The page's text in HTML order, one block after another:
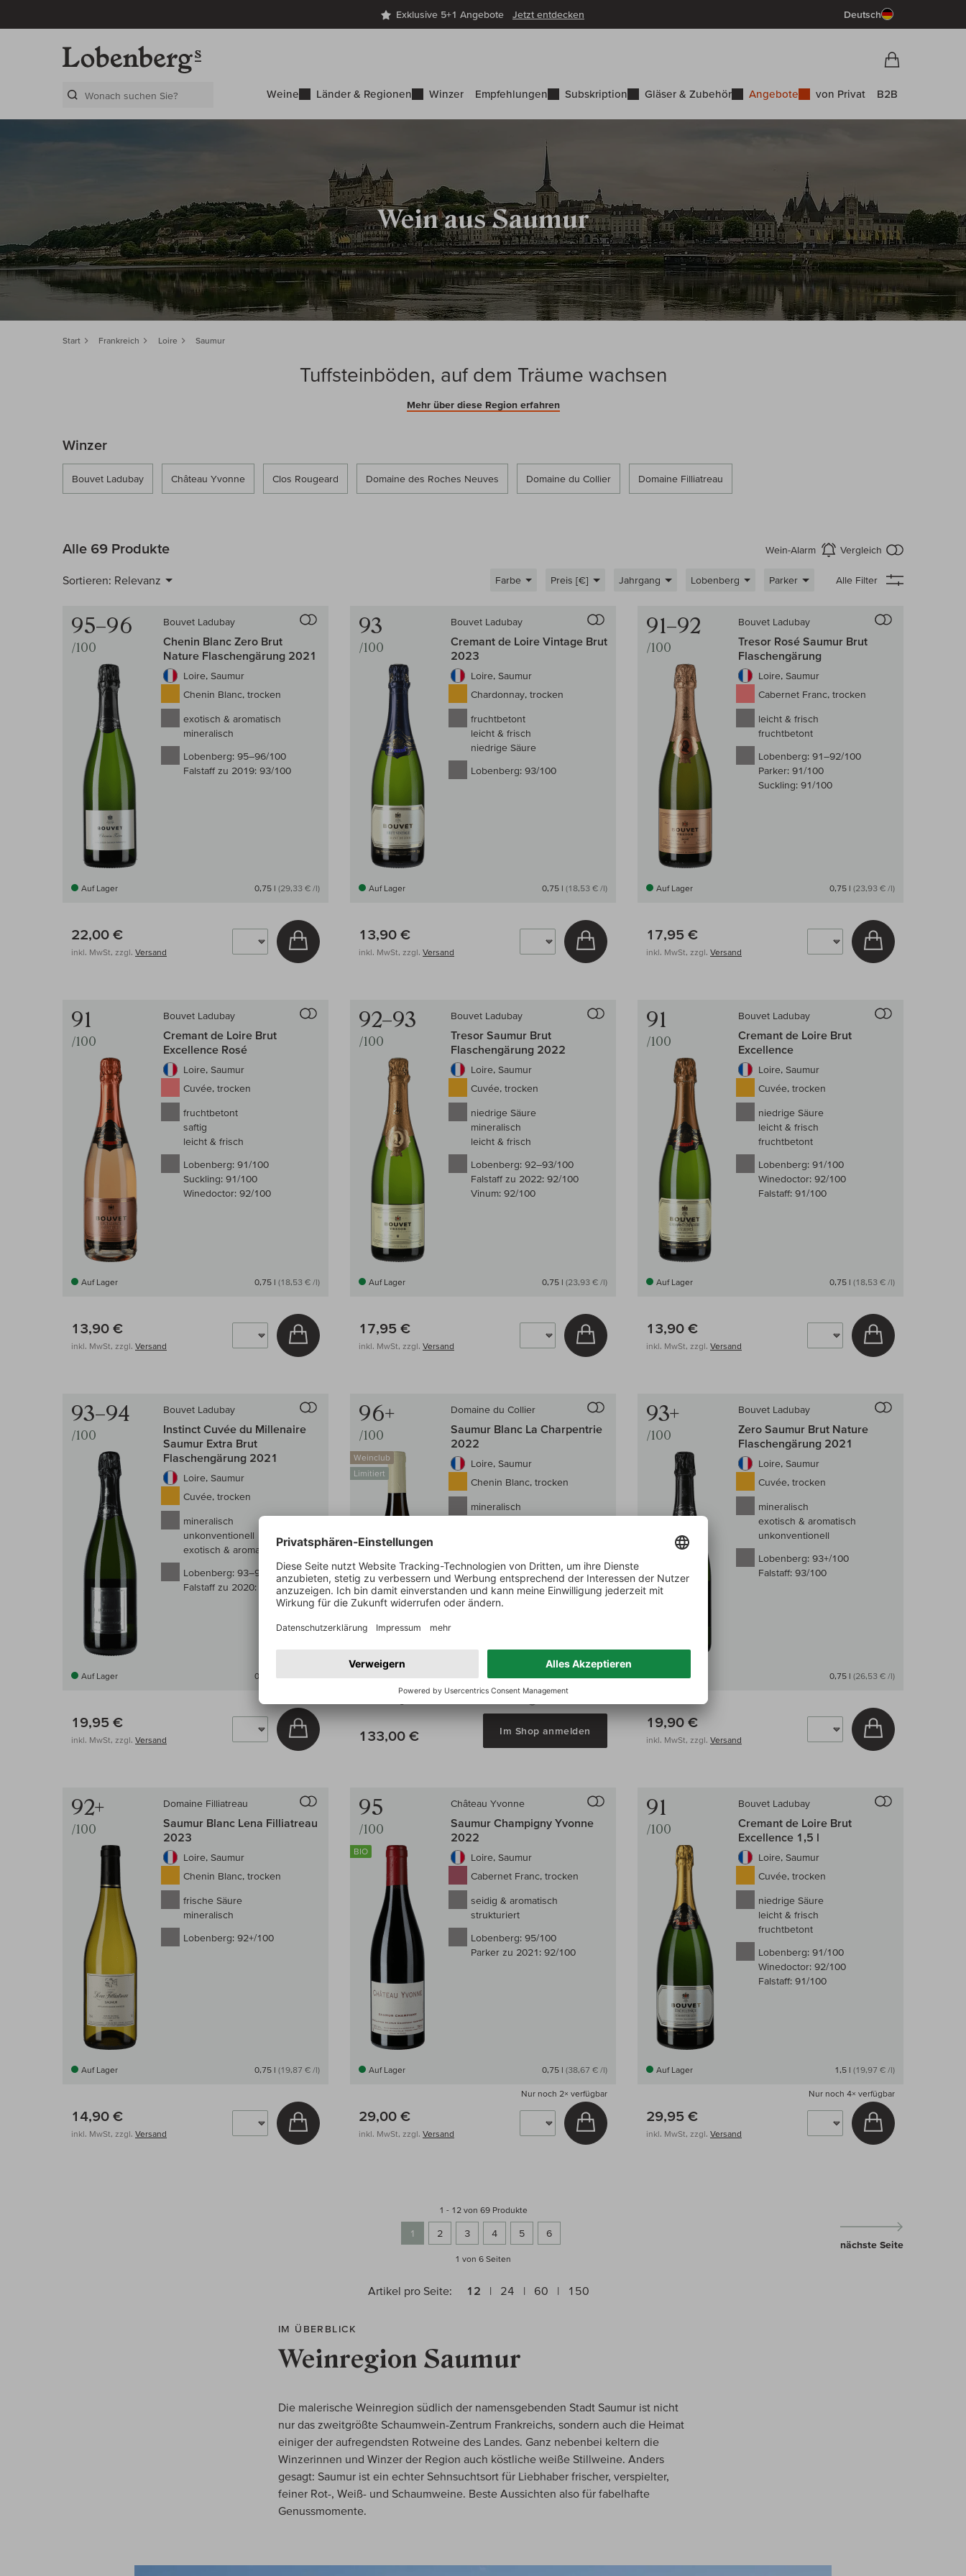
Exklusive 5+1 Angebote Jetzt entdecken Deutsch
Weine Länder & Regionen Winzer Empfehlungen Subskription Gläser & Zubehör Angebote von Privat B2B
Wein aus Saumur
Start Frankreich Loire Saumur
Tuffsteinböden, auf dem Träume wachsen
Mehr über diese Region erfahren
Winzer
Bouvet Ladubay Château Yvonne Clos Rougeard Domaine des Roches Neuves Domaine du Collier Domaine Filliatreau
Alle 69 Produkte Wein-Alarm
aktivieren Vergleich
Sortieren: Relevanz Farbe Preis [€] Jahrgang Lobenberg Parker Alle Filter
95–96
/100
Bouvet Ladubay
Chenin Blanc Zero Brut
Nature Flaschengärung 2021
Loire, Saumur
Chenin Blanc, trocken
exotisch & aromatisch
mineralisch
Lobenberg: 95–96/100
Falstaff zu 2019: 93/100
Auf Lager 0,75 l (29,33 € /l)
22,00 €
inkl. MwSt, zzgl. Versand
In den Warenkorb
93
/100
Bouvet Ladubay
Cremant de Loire Vintage Brut
2023
Loire, Saumur
Chardonnay, trocken
fruchtbetont
leicht & frisch
niedrige Säure
Lobenberg: 93/100
Auf Lager 0,75 l (18,53 € /l)
13,90 €
inkl. MwSt, zzgl. Versand
In den Warenkorb
91–92
/100
Bouvet Ladubay
Tresor Rosé Saumur Brut
Flaschengärung
Loire, Saumur
Cabernet Franc, trocken
leicht & frisch
fruchtbetont
Lobenberg: 91–92/100
Parker: 91/100
Suckling: 91/100
Auf Lager 0,75 l (23,93 € /l)
17,95 €
inkl. MwSt, zzgl. Versand
In den
91
/100
Bouvet Ladubay
Cremant de Loire Brut
Excellence Rosé
Loire, Saumur
Cuvée, trocken
fruchtbetont
saftig
leicht & frisch
Lobenberg: 91/100
Suckling: 91/100
Winedoctor: 92/100
Auf Lager 0,75 l (18,53 € /l)
13,90 €
inkl. MwSt, zzgl. Versand
In den Warenkorb
92–93
/100
Bouvet Ladubay
Tresor Saumur Brut
Flaschengärung 2022
Loire, Saumur
Cuvée, trocken
niedrige Säure
mineralisch
leicht & frisch
Lobenberg: 92–93/100
Falstaff zu 2022: 92/100
Vinum: 92/100
Auf Lager 0,75 l (23,93 € /l)
17,95 €
inkl. MwSt, zzgl. Versand
In den Warenkorb
91
/100
Bouvet Ladubay
Cremant de Loire Brut
Excellence
Loire, Saumur
Cuvée, trocken
niedrige Säure
leicht & frisch
fruchtbetont
Lobenberg: 91/100
Winedoctor: 92/100
Falstaff: 91/100
Auf Lager 0,75 l (18,53 € /l)
13,90 €
inkl. MwSt, zzgl. Versand
In den
93–94
/100
Bouvet Ladubay
Instinct Cuvée du Millenaire
Saumur Extra Brut
Flaschengärung 2021
Loire, Saumur
Cuvée, trocken
mineralisch
unkonventionell
exotisch & aromatisch
Lobenberg: 93–94/100
Falstaff zu 2020:
93/100
Auf Lager 0,75 l
19,95 €
inkl. MwSt, zzgl. Versand
In den Warenkorb
96+
/100
Weinclub
Limitiert
Domaine du Collier
Saumur Blanc La Charpentrie
2022
Loire, Saumur
Chenin Blanc, trocken
mineralisch
133,00 € Im Shop anmelden
93+
/100
Bouvet Ladubay
Zero Saumur Brut Nature
Flaschengärung 2021
Loire, Saumur
Cuvée, trocken
mineralisch
exotisch & aromatisch
unkonventionell
Lobenberg: 93+/100
Falstaff: 93/100
Auf Lager 0,75 l (26,53 € /l)
19,90 €
inkl. MwSt, zzgl. Versand
In den
92+
/100
Domaine Filliatreau
Saumur Blanc Lena Filliatreau
2023
Loire, Saumur
Chenin Blanc, trocken
frische Säure
mineralisch
Lobenberg: 92+/100
Auf Lager 0,75 l (19,87 € /l)
14,90 €
inkl. MwSt, zzgl. Versand
In den Warenkorb
95
/100
BIO
Château Yvonne
Saumur Champigny Yvonne
2022
Loire, Saumur
Cabernet Franc, trocken
seidig & aromatisch
strukturiert
Lobenberg: 95/100
Parker zu 2021: 92/100
Auf Lager 0,75 l (38,67 € /l)
Nur noch 2× verfügbar
29,00 €
inkl. MwSt, zzgl. Versand
In den Warenkorb
91
/100
Bouvet Ladubay
Cremant de Loire Brut
Excellence 1,5 l
Loire, Saumur
Cuvée, trocken
niedrige Säure
leicht & frisch
fruchtbetont
Lobenberg: 91/100
Winedoctor: 92/100
Falstaff: 91/100
Auf Lager 1,5 l (19,97 € /l)
Nur noch 4× verfügbar
29,95 €
inkl. MwSt, zzgl. Versand
In den
1 - 12 von 69 Produkte
1 2 3 4 5
6
nächste Seite
1 von 6 Seiten
Artikel pro Seite: 12 24 60 150
IM ÜBERBLICK
Weinregion Saumur
Die malerische Weinregion südlich der namensgebenden Stadt Saumur ist nicht
nur das zweitgrößte Schaumwein-Zentrum Frankreichs, sondern auch die Heimat
einiger der aufregendsten Rotweine des Landes. Ganz nebenbei keltern die
Winzerinnen und Winzer der Region auch köstliche weiße Stillweine. Anders
gesagt: Saumur ist ein echter Sehnsuchtsort für Liebhaber frischer, verspielter,
feiner Rot-, Weiß- und Schaumweine. Beste Aussichten also für fabelhafte
Genussmomente.